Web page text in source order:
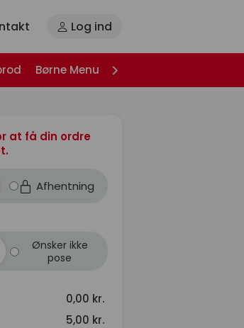
Log ind
Børne Menu Husets Burger
at få din ordre
Afhentning
Ønsker ikke
pose
0,00 kr.
5,00 kr.